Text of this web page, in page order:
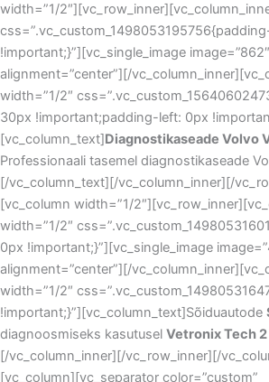
width=”1/
!important;}”][vc_single_image
alignment=”center”][/
width=”1/2″
30px !important;padding-left: 0px
[vc_column_text]Diagnostikaseade Volvo
Professionaali tasemel diagnostikaseade
[/vc_column_text][/vc_column_inner][/
[vc_column width=”1/
width=”1/2″
0px !important;}”][vc_single_image
alignment=”center”][/
width=”1/2″
!important;}”][vc_column_text]Sõiduautode
diagnoosmiseks kasutusel Vetronix Tech 2
[/vc_column_inner][/vc_row_inner][/
[vc_column][vc_separator color=”custom”